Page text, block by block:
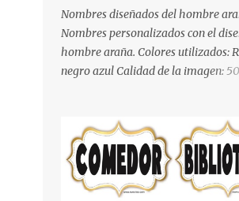
ideal para lograr el relax total, es un
que va con todo y además es color
limpio que te dará esa sensación de
Los colores terra son excelentes
color muy relajante y por lo tanto
la lista de colo...
Nombres diseñados del hombre
Nombres personalizados con el
hombre araña. Colores utilizados:
negro azul Calidad de la imagen:
comentario y con gusto lo
Nombres con diseños Spiderman
Cartel de feliz cumpleaños de
pijamas Ideas para decorar el